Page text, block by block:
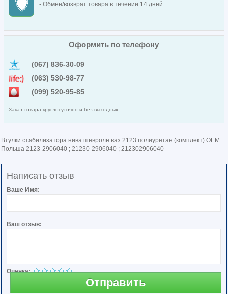
- Обмен/возврат товара в течении 14 дней
Оформить по телефону
(067) 836-30-09
(063) 530-98-77
(099) 520-95-85
Заказ товара круглосуточно и без выходных
Втулки стабилизатора нива шевроле ваз 2123 полиуретан (комплект) ОЕМ
Польша 2123-2906040 ; 21230-2906040 ; 212302906040
Написать отзыв
Ваше Имя:
Ваш отзыв:
Оценка:
Отправить